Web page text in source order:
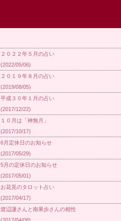
２０２２年５月の占い
(2022/05/06)
２０１９年８月の占い
(2019/08/05)
平成３０年１月の占い
(2017/12/22)
１０月は「神無月」
(2017/10/17)
6月定休日のお知らせ
(2017/05/29)
5月の定休日のお知らせ
(2017/05/01)
お花見のタロット占い
(2017/04/17)
渡辺謙さんと南果歩さんの相性